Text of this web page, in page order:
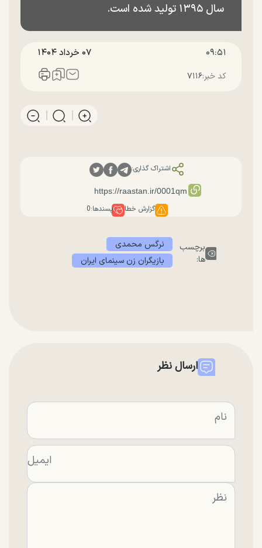
سال ۱۳۹۵ تولید شده است.
۰۹:۵۱ ۰۷ خرداد ۱۴۰۴
کد خبر:۷۱۱۶
اشتراک گذاری:
گزارش خطا پسندها:0
برچسب
ها:
نرگس محمدی
بازیگران زن سینمای ایران
ارسال نظر